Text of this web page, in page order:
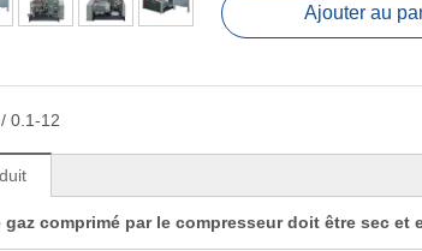
Ajouter au
0.1-12
gaz comprimé par le compresseur doit être sec et